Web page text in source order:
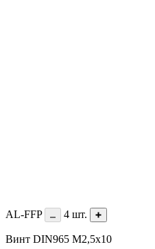
AL-FFP 4 шт.
Винт DIN965 М2,5х10